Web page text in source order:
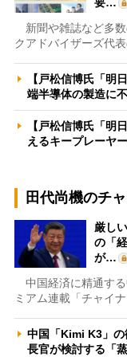
新聞や雑誌など多数
クアドバイザーズ代
【戸松信博氏「明
端半導体の製造に
【戸松信博氏「明
えるキープレー
田代尚機のチ
厳し
の「
が…
中国経済に精通する
ミアム連載「チャイ
中国「Kimi K3」
長官が検討する「